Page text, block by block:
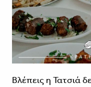
Βλέπεις η Τατσιά